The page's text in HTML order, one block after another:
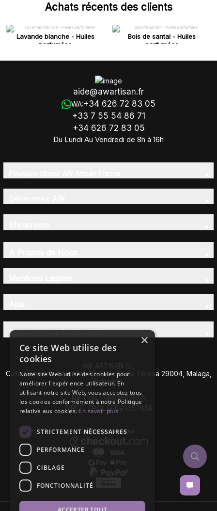
Achats récents des clients
Lavande blanche - Huiles
parfumées
Bois de santal - Huiles
parfumées
aide@awartisan.fr
WA:+34 626 72 83 05
+33 7 55 54 86 71
+34 626 72 83 05
Du Lundi Au Vendredi de 8h à 16h
Découvrez la Famille AW
AW ARTISAN S.L
Calle Caleta de Vélez Nº 39-41 P.I Santa Teresa 29004, Malaga,
Espagne
Nº TVA: ESB93657658
SIRET- EROI: ESB93657658
×
Ce site Web utilise des
cookies
Notre site Web utilise des cookies pour
améliorer l'expérience utilisateur. En
utilisant notre site Web, vous acceptez tous
les cookies conformément à notre Politique
relative aux cookies.En savoir plus
STRICTEMENT NÉCESSAIRES
PERFORMANCE
CIBLAGE
FONCTIONNALITÉ